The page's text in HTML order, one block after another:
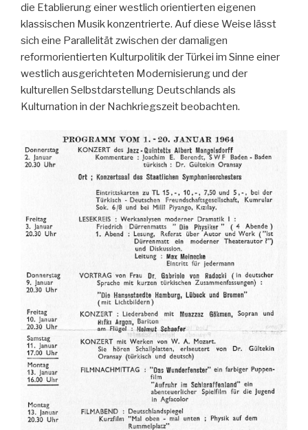
die Etablierung einer westlich orientierten eigenen
klassischen Musik konzentrierte. Auf diese Weise lässt
sich eine Parallelität zwischen der damaligen
reformorientierten Kulturpolitik der Türkei im Sinne einer
westlich ausgerichteten Modernisierung und der
kulturellen Selbstdarstellung Deutschlands als
Kulturnation in der Nachkriegszeit beobachten.